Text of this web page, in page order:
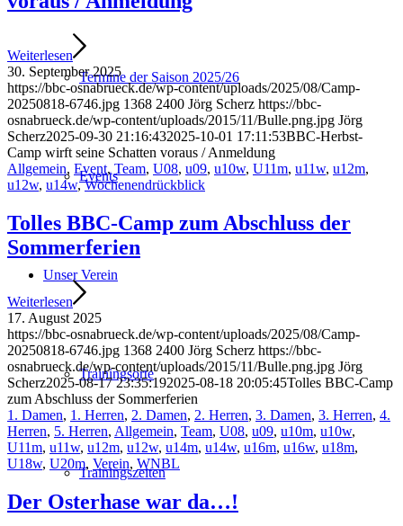
Termine der Saison 2025/26
Events
Unser Verein
Trainingsorte
Trainingszeiten
Weiterlesen
30. September 2025
https://bbc-osnabrueck.de/wp-content/uploads/2025/08/Camp-
20250818-6746.jpg 1368 2400 Jörg Scherz https://bbc-
osnabrueck.de/wp-content/uploads/2015/11/Bulle.png.jpg Jörg
Scherz2025-09-30 21:16:432025-10-01 17:11:53BBC-Herbst-
Camp wirft seine Schatten voraus / Anmeldung
Allgemein, Event,Team, U08, u09, u10w, U11m, u11w, u12m,
u12w, u14w,Wochenendrückblick
Tolles BBC-Camp zum Abschluss der
Sommerferien
Weiterlesen
17. August 2025
https://bbc-osnabrueck.de/wp-content/uploads/2025/08/Camp-
20250818-6746.jpg 1368 2400 Jörg Scherz https://bbc-
osnabrueck.de/wp-content/uploads/2015/11/Bulle.png.jpg Jörg
Scherz2025-08-17 23:35:192025-08-18 20:05:45Tolles BBC-Camp
zum Abschluss der Sommerferien
1. Damen, 1. Herren, 2. Damen, 2. Herren, 3. Damen, 3. Herren, 4.
Herren, 5. Herren, Allgemein, Team, U08, u09, u10m, u10w,
U11m, u11w, u12m, u12w, u14m, u14w, u16m, u16w, u18m,
U18w, U20m, Verein, WNBL
Der Osterhase war da…!